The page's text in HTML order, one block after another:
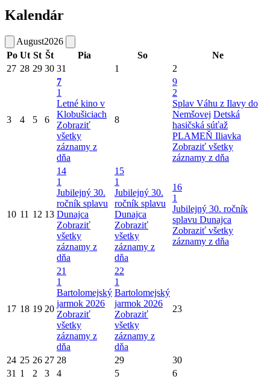
Kalendár
August2026
Po Ut St Št Pia So
Ne
27 28 29 30 31 1 2
3 4 5 6
7
1
Letné kino v
Klobušiciach
Zobraziť
všetky
záznamy z
dňa
8
9
2
Splav Váhu z Ilavy do
Nemšovej Detská
hasičská súťaž
PLAMEŇ Iliavka
Zobraziť všetky
záznamy z dňa
10 11 12 13
14
1
Jubilejný 30.
ročník splavu
Dunajca
Zobraziť
všetky
záznamy z
dňa
15
1
Jubilejný 30.
ročník splavu
Dunajca
Zobraziť
všetky
záznamy z
dňa
16
1
Jubilejný 30. ročník
splavu Dunajca
Zobraziť všetky
záznamy z dňa
17 18 19 20
21
1
Bartolomejský
jarmok 2026
Zobraziť
všetky
záznamy z
dňa
22
1
Bartolomejský
jarmok 2026
Zobraziť
všetky
záznamy z
dňa
23
24 25 26 27 28 29
30
31 1 2 3 4 5 6